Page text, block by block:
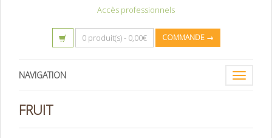
Accès professionnels
0 produit(s) - 0,00€ COMMANDE →
Toggle
NAVIGATION
FRUIT